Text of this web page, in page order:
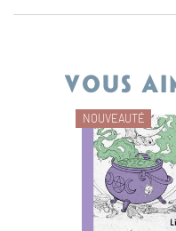
VOUS
NOUVEAUTÉ